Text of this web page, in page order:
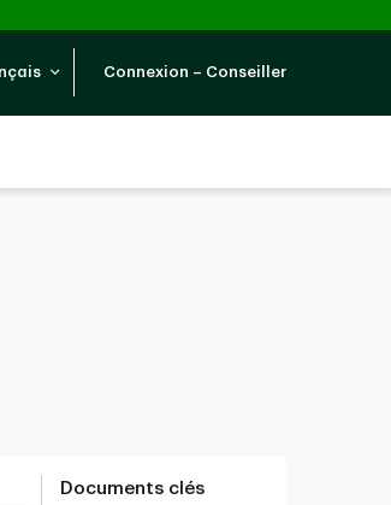
Connexion – Conseiller
Documents clés